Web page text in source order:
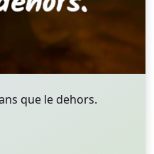
que le dehors.